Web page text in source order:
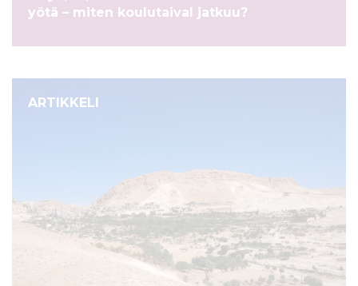
yötä – miten koulutaival jatkuu?
ARTIKKELI